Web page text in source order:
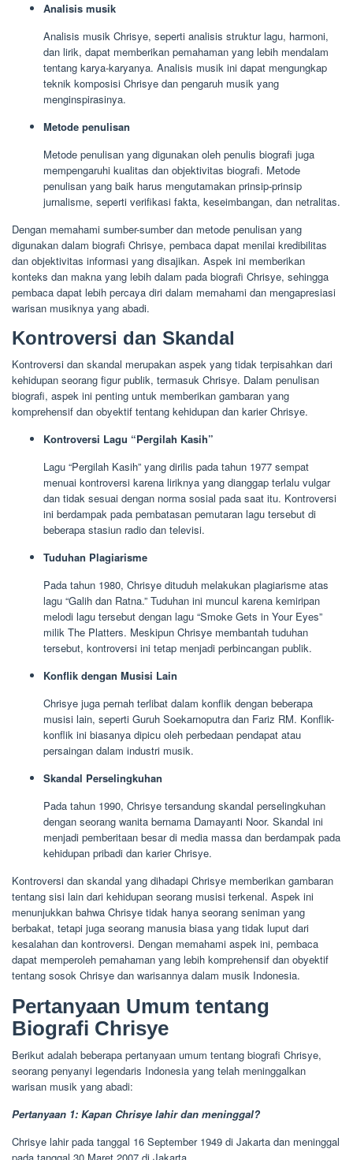
Analisis musik
Analisis musik Chrisye, seperti analisis struktur lagu, harmoni,
dan lirik, dapat memberikan pemahaman yang lebih mendalam
tentang karya-karyanya. Analisis musik ini dapat mengungkap
teknik komposisi Chrisye dan pengaruh musik yang
menginspirasinya.
Metode penulisan
Metode penulisan yang digunakan oleh penulis biografi juga
mempengaruhi kualitas dan objektivitas biografi. Metode
penulisan yang baik harus mengutamakan prinsip-prinsip
jurnalisme, seperti verifikasi fakta, keseimbangan, dan netralitas.
Dengan memahami sumber-sumber dan metode penulisan yang
digunakan dalam biografi Chrisye, pembaca dapat menilai kredibilitas
dan objektivitas informasi yang disajikan. Aspek ini memberikan
konteks dan makna yang lebih dalam pada biografi Chrisye, sehingga
pembaca dapat lebih percaya diri dalam memahami dan mengapresiasi
warisan musiknya yang abadi.
Kontroversi dan Skandal
Kontroversi dan skandal merupakan aspek yang tidak terpisahkan dari
kehidupan seorang figur publik, termasuk Chrisye. Dalam penulisan
biografi, aspek ini penting untuk memberikan gambaran yang
komprehensif dan obyektif tentang kehidupan dan karier Chrisye.
Kontroversi Lagu “Pergilah Kasih”
Lagu “Pergilah Kasih” yang dirilis pada tahun 1977 sempat
menuai kontroversi karena liriknya yang dianggap terlalu vulgar
dan tidak sesuai dengan norma sosial pada saat itu. Kontroversi
ini berdampak pada pembatasan pemutaran lagu tersebut di
beberapa stasiun radio dan televisi.
Tuduhan Plagiarisme
Pada tahun 1980, Chrisye dituduh melakukan plagiarisme atas
lagu “Galih dan Ratna.” Tuduhan ini muncul karena kemiripan
melodi lagu tersebut dengan lagu “Smoke Gets in Your Eyes”
milik The Platters. Meskipun Chrisye membantah tuduhan
tersebut, kontroversi ini tetap menjadi perbincangan publik.
Konflik dengan Musisi Lain
Chrisye juga pernah terlibat dalam konflik dengan beberapa
musisi lain, seperti Guruh Soekarnoputra dan Fariz RM. Konflik-
konflik ini biasanya dipicu oleh perbedaan pendapat atau
persaingan dalam industri musik.
Skandal Perselingkuhan
Pada tahun 1990, Chrisye tersandung skandal perselingkuhan
dengan seorang wanita bernama Damayanti Noor. Skandal ini
menjadi pemberitaan besar di media massa dan berdampak pada
kehidupan pribadi dan karier Chrisye.
Kontroversi dan skandal yang dihadapi Chrisye memberikan gambaran
tentang sisi lain dari kehidupan seorang musisi terkenal. Aspek ini
menunjukkan bahwa Chrisye tidak hanya seorang seniman yang
berbakat, tetapi juga seorang manusia biasa yang tidak luput dari
kesalahan dan kontroversi. Dengan memahami aspek ini, pembaca
dapat memperoleh pemahaman yang lebih komprehensif dan obyektif
tentang sosok Chrisye dan warisannya dalam musik Indonesia.
Pertanyaan Umum tentang
Biografi Chrisye
Berikut adalah beberapa pertanyaan umum tentang biografi Chrisye,
seorang penyanyi legendaris Indonesia yang telah meninggalkan
warisan musik yang abadi:
Pertanyaan 1: Kapan Chrisye lahir dan meninggal?
Chrisye lahir pada tanggal 16 September 1949 di Jakarta dan meninggal